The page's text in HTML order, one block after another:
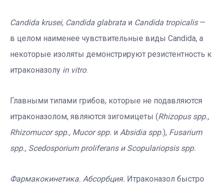
Candida krusei, Candida glabrata и Candida tropicalis—
в целом наименее чувствительные виды Candida, а
некоторые изоляты демонстрируют резистентность к
итраконазолу in vitro.
Главными типами грибов, которые не подавляются
итраконазолом, являются зигомицеты (Rhizopus spp.,
Rhizomucor spp., Mucor spp. и Absidia spp.), Fusarium
spp., Scedosporium proliferans и Scopulariopsis spp.
Фармакокинетика. Абсорбция. Итраконазол быстро